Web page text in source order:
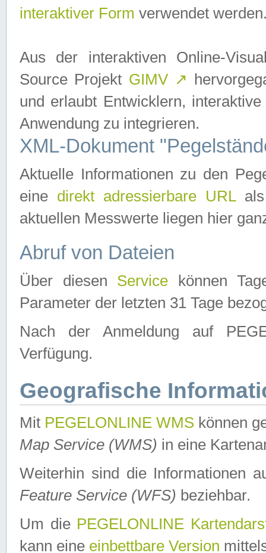
interaktiver Form verwendet
Aus der interaktiven Online-
Source Projekt GIMV ↗
und erlaubt Entwicklern,
Anwendung zu integrieren.
XML-Dokument
Aktuelle Informationen zu den
eine direkt adressierbare URLals
aktuellen Messwerte liegen hier
Abruf von Dateien
Über diesen Service können
Parameter der letzten 31 Tage
Nach der Anmeldung auf
Verfügung.
Geografische
Mit PEGELONLINE WMS können
Map Service (WMS) in eine
Weiterhin sind die Informationen
Feature Service (WFS) beziehbar.
Um die PEGELONLINE
kann eine einbettbare Version